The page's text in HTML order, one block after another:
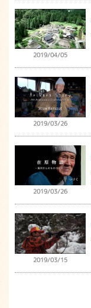
2019/04/05
2019/03/26
2019/03/26
2019/03/15